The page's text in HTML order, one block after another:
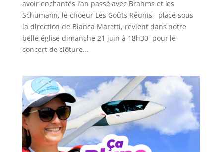
avoir enchantés l’an passé avec Brahms et les
Schumann, le choeur Les Goûts Réunis, placé sous
la direction de Bianca Maretti, revient dans notre
belle église dimanche 21 juin à 18h30 pour le
concert de clôture...